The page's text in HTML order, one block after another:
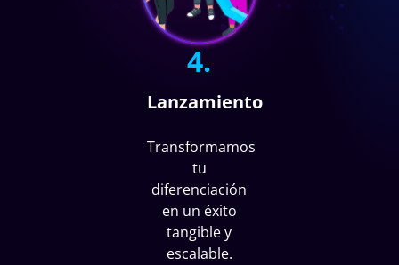
4.
Lanzamiento
Transformamos
tu
diferenciación
en un éxito
tangible y
escalable.